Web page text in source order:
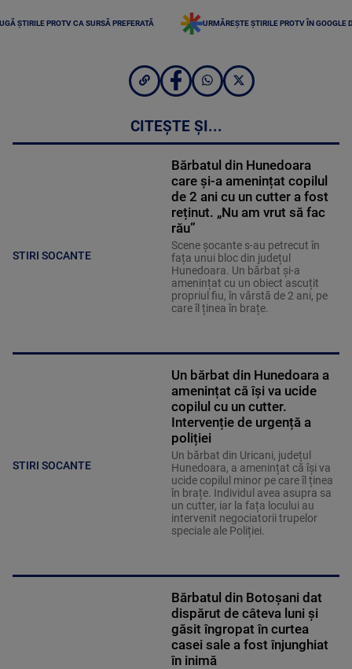
ȘTIRILE PROTV CA SURSĂ PREFERATĂ URMĂREȘTE ȘTIRILE PROTV ÎN GOOGLE
CITEȘTE ȘI...
STIRI SOCANTE
Bărbatul din Hunedoara
care și-a amenințat copilul
de 2 ani cu un cutter a fost
reținut. „Nu am vrut să fac
rău”
Scene șocante s-au petrecut în
fața unui bloc din județul
Hunedoara. Un bărbat și-a
amenințat cu un obiect ascuțit
propriul fiu, în vârstă de 2 ani, pe
care îl ținea în brațe.
STIRI SOCANTE
Un bărbat din Hunedoara a
amenințat că își va ucide
copilul cu un cutter.
Intervenție de urgență a
poliției
Un bărbat din Uricani, județul
Hunedoara, a amenințat că își va
ucide copilul minor pe care îl ținea
în brațe. Individul avea asupra sa
un cutter, iar la fața locului au
intervenit negociatorii trupelor
speciale ale Poliției.
Bărbatul din Botoșani dat
dispărut de câteva luni și
găsit îngropat în curtea
casei sale a fost înjunghiat
în inimă